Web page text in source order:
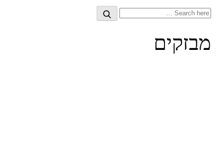
Search
Search
מבזקים